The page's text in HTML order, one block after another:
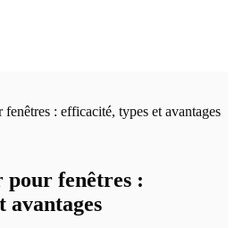
: efficacité, types et avantages
fenêtres :
avantages